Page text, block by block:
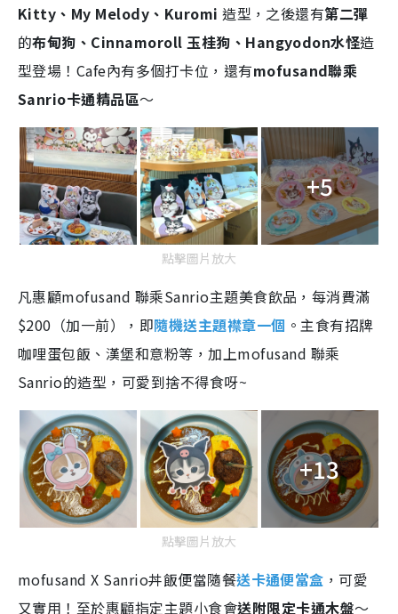
0
i
n
i
g
i
m
Kitty、My Melody、Kuromi 造型，之後還有第二彈
的布甸狗、Cinnamoroll ⽟桂狗、Hangyodon水怪造
型登場！Cafe內有多個打卡位，還有mofusand聯乘
Sanrio卡通精品區～
+5
點擊圖片放大
凡惠顧mofusand 聯乘Sanrio主題美食飲品，每消費滿
$200（加⼀前），即隨機送主題襟章一個 。主食有招牌
咖哩蛋包飯、漢堡和意粉等，加上mofusand 聯乘
Sanrio的造型，可愛到捨不得食呀~
+13
點擊圖片放大
mofusand X Sanrio丼飯便當隨餐送卡通便當盒 ，可愛
又實用！至於惠顧指定主題⼩食會送附限定卡通⽊盤～